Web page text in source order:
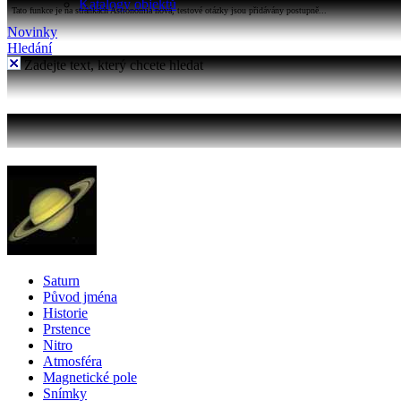
Katalogy objektů
Tato funkce je na stránkách Astronomia nová, testové otázky jsou přidávány postupně...
Novinky
Hledání
Zadejte text, který chcete hledat
Saturn
Původ jména
Historie
Prstence
Nitro
Atmosféra
Magnetické pole
Snímky